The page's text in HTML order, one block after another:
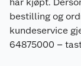
bestilling og
kundeservice
64875000 –